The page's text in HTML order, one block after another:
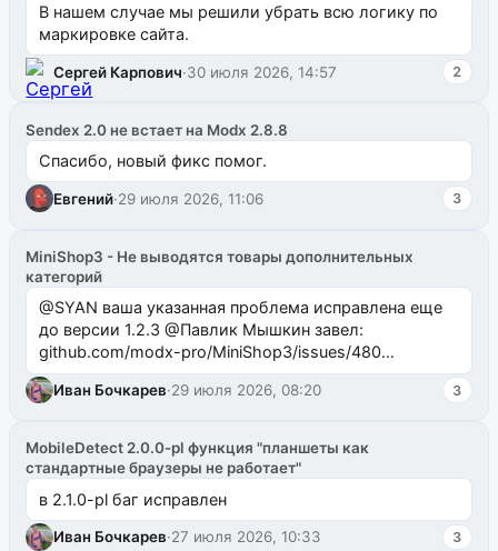
В нашем случае мы решили убрать всю логику по
маркировке сайта.
Сергей Карпович·30 июля 2026, 14:57 2
Sendex 2.0 не встает на Modx 2.8.8
Спасибо, новый фикс помог.
Евгений·29 июля 2026, 11:06 3
MiniShop3 - Не выводятся товары дополнительных
категорий
@SYAN ваша указанная проблема исправлена еще
до версии 1.2.3 @Павлик Мышкин завел:
github.com/modx-pro/MiniShop3/issues/480
github.com/modx-pro/MiniShop3/issues/481Исправим
в б...
Иван Бочкарев·29 июля 2026, 08:20 3
MobileDetect 2.0.0-pl функция "планшеты как
стандартные браузеры не работает"
в 2.1.0-pl баг исправлен
Иван Бочкарев·27 июля 2026, 10:33 3